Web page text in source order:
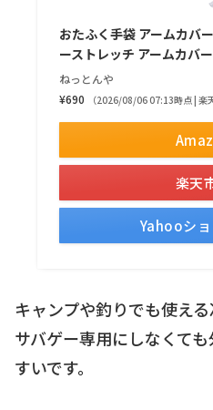
おたふく手袋 アームカバ
ーストレッチ アームカバ
ねっとんや
¥690
（2026/08/06 07:13時点 | 楽
楽天
Yahooシ
キャンプや釣りでも使える
サバゲー専用にしなくて
すいです。